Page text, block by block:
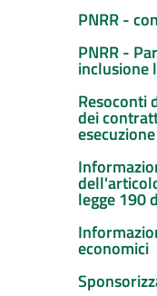
PNRR -
PNRR -
inclusione
Resoconti
dei
esecuzione
legge 190
economici